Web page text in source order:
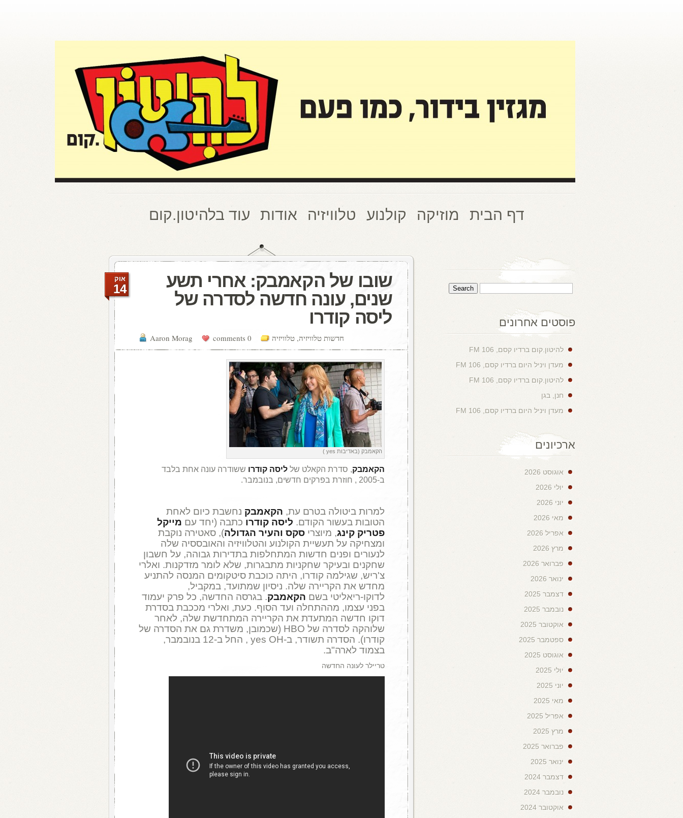
דף הבית מוזיקה קולנוע טלוויזיה אודות עוד בלהיטון.קום
שובו של הקאמבק: אחרי תשע
שנים, עונה חדשה לסדרה של
ליסה קודרו
Aaron Morag 0 comments חדשות טלוויזיה, טלוויזיה
אוק
14
הקאמבק (באדיבות yes )
הקאמבק, סדרת הקאלט של ליסה קודרו ששודרה עונה אחת בלבד
ב-2005 , חוזרת בפרקים חדשים, בנובמבר.
למרות ביטולה בטרם עת, הקאמבק נחשבת כיום לאחת
הטובות בעשור הקודם. ליסה קודרו כתבה (יחד עם מייקל
פטריק קינג, מיוצרי סקס והעיר הגדולה), סאטירה נוקבת
ומצחיקה על תעשיית הקולנוע והטלוויזיה והאובססיה שלה
לנעורים ופנים חדשות המתחלפות בתדירות גבוהה, על חשבון
שחקנים ובעיקר שחקניות מתבגרות, שלא לומר מזדקנות. ואלרי
צ'ריש, שגילמה קודרו, היתה כוכבת סיטקומים המנסה להתניע
מחדש את הקריירה שלה. ניסיון שמתועד, במקביל,
לדוקו-ריאליטי בשם הקאמבק. בגרסה החדשה, כל פרק יעמוד
בפני עצמו, מההתחלה ועד הסוף. כעת, ואלרי מככבת בסדרת
דוקו חדשה המתעדת את הקריירה המתחדשת שלה, לאחר
שלוהקה לסדרה של HBO (שכמובן, משדרת גם את הסדרה של
קודרו). הסדרה תשודר, ב-yes OH , החל ב-12 בנובמבר,
בצמוד לארה"ב.
טריילר לעונה החדשה
פוסטים אחרונים
להיטון.קום ברדיו קסם, 106 FM
מעדן ויניל היום ברדיו קסם, 106 FM
להיטון.קום ברדיו קסם, 106 FM
חנן, בגן
מעדן ויניל היום ברדיו קסם, 106 FM
ארכיונים
אוגוסט 2026
יולי 2026
יוני 2026
מאי 2026
אפריל 2026
מרץ 2026
פברואר 2026
ינואר 2026
דצמבר 2025
נובמבר 2025
אוקטובר 2025
ספטמבר 2025
אוגוסט 2025
יולי 2025
יוני 2025
מאי 2025
אפריל 2025
מרץ 2025
פברואר 2025
ינואר 2025
דצמבר 2024
נובמבר 2024
אוקטובר 2024